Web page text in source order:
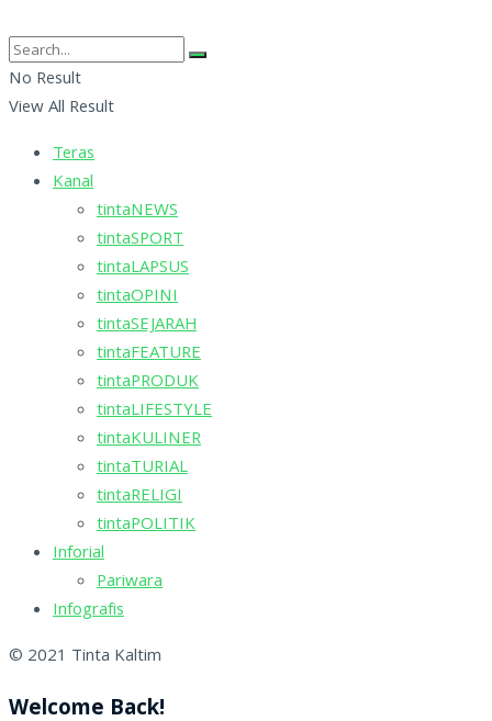
No Result
View All Result
Teras
Kanal
tintaNEWS
tintaSPORT
tintaLAPSUS
tintaOPINI
tintaSEJARAH
tintaFEATURE
tintaPRODUK
tintaLIFESTYLE
tintaKULINER
tintaTURIAL
tintaRELIGI
tintaPOLITIK
Inforial
Pariwara
Infografis
© 2021 Tinta Kaltim
Welcome Back!